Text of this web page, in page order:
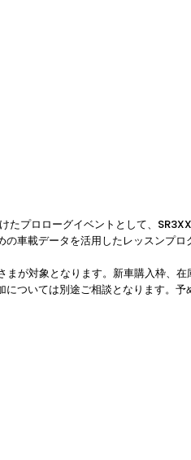
プロローグイベントとして、
車載データを活用したレッスンプロ
まが対象となります。新車購入枠、
ついては別途ご相談となります。予